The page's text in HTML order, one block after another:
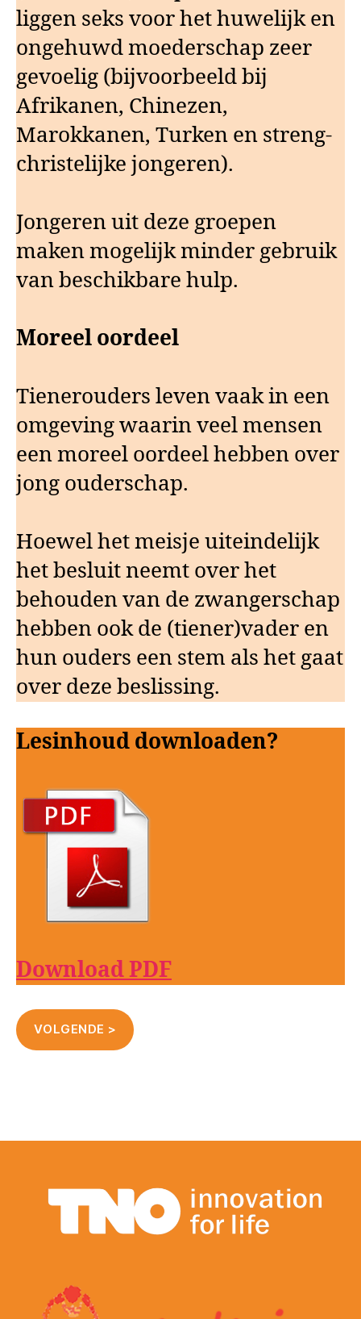
liggen seks voor het huwelijk en
ongehuwd moederschap zeer
gevoelig (bijvoorbeeld bij
Afrikanen, Chinezen,
Marokkanen, Turken en streng-
christelijke jongeren).
Jongeren uit deze groepen
maken mogelijk minder gebruik
van beschikbare hulp.
Moreel oordeel
Tienerouders leven vaak in een
omgeving waarin veel mensen
een moreel oordeel hebben over
jong ouderschap.
Hoewel het meisje uiteindelijk
het besluit neemt over het
behouden van de zwangerschap
hebben ook de (tiener)vader en
hun ouders een stem als het gaat
over deze beslissing.
Lesinhoud downloaden?
Download PDF
VOLGENDE >